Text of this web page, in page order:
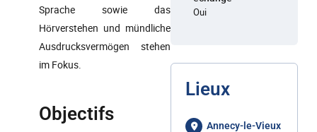
Sprache sowie das
Hörverstehen und mündliche
Ausdrucksvermögen stehen
im Fokus.
Objectifs
Oui
Lieux
Annecy-le-Vieux